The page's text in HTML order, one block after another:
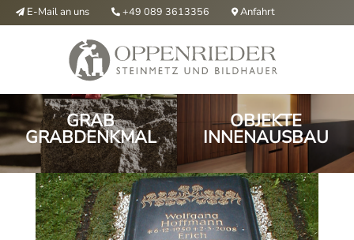
 E-Mail an uns  +49 089 3613356  Anfahrt
GRAB
GRABDENKMAL
OBJEKTE
INNENAUSBAU